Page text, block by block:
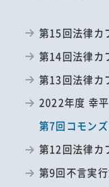
第15回法律カ
第14回法律カ
第13回法律カ
2022年度 幸
第7回コモン
第12回法律カ
第9回不言実